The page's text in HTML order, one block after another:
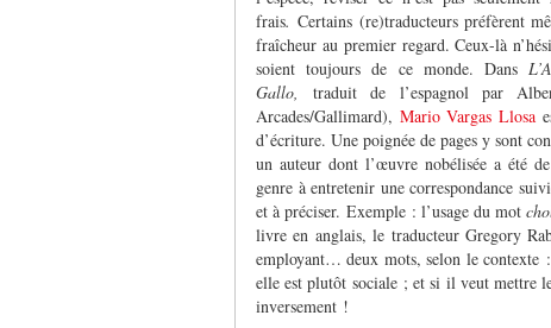
frais.Certains (re)traducteurs préfèrent
fraîcheur au premier regard. Ceux-là
soient toujours de ce monde. Dans
Gallo,traduit de l’espagnol par
Arcades/Gallimard), Mario Vargas Llosa
d’écriture. Une poignée de pages y sont
un auteur dont l’œuvre nobélisée a été
genre à entretenir une correspondance
et à préciser. Exemple : l’usage du mot
livre en anglais, le traducteur Gregory
employant… deux mots, selon le contexte
elle est plutôt sociale ; et si il veut mettre
inversement !